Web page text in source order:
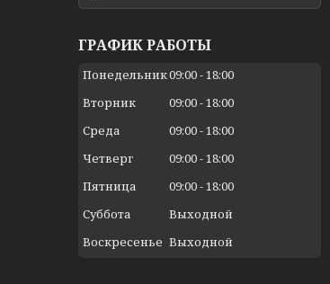
ГРАФИК РАБОТЫ
Понедельник09:00 18:00
Вторник
09:00 18:00
Среда
09:00 18:00
Четверг
09:00 18:00
Пятница
09:00 18:00
Суббота
Выходной
Воскресенье Выходной